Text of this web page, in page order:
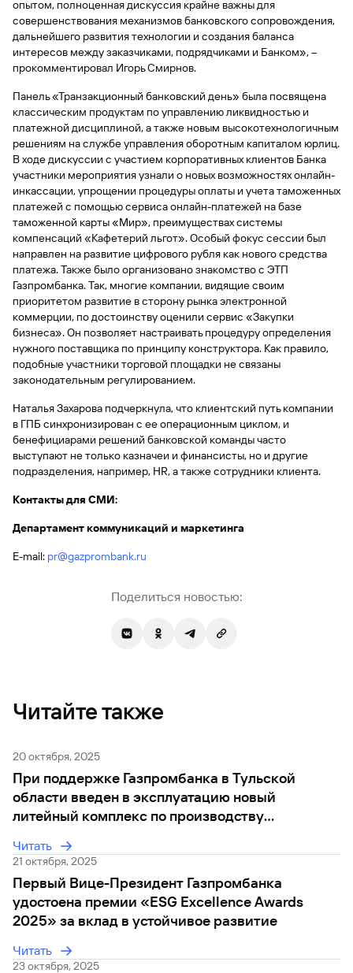
опытом, полноценная дискуссия крайне важны для
совершенствования механизмов банковского сопровождения,
дальнейшего развития технологии и создания баланса
интересов между заказчиками, подрядчиками и Банком», –
прокомментировал Игорь Смирнов.
Панель «Транзакционный банковский день» была посвящена
классическим продуктам по управлению ликвидностью и
платежной дисциплиной, а также новым высокотехнологичным
решениям на службе управления оборотным капиталом юрлиц.
В ходе дискуссии с участием корпоративных клиентов Банка
участники мероприятия узнали о новых возможностях онлайн-
инкассации, упрощении процедуры оплаты и учета таможенных
платежей с помощью сервиса онлайн-платежей на базе
таможенной карты «Мир», преимуществах системы
компенсаций «Кафетерий льгот». Особый фокус сессии был
направлен на развитие цифрового рубля как нового средства
платежа. Также было организовано знакомство с ЭТП
Газпромбанка. Так, многие компании, видящие своим
приоритетом развитие в сторону рынка электронной
коммерции, по достоинству оценили сервис «Закупки
бизнеса». Он позволяет настраивать процедуру определения
нужного поставщика по принципу конструктора. Как правило,
подобные участники торговой площадки не связаны
законодательным регулированием.
Наталья Захарова подчеркнула, что клиентский путь компании
в ГПБ синхронизирован с ее операционным циклом, и
бенефициарами решений банковской команды часто
выступают не только казначеи и финансисты, но и другие
подразделения, например, HR, а также сотрудники клиента.
Контакты для СМИ:
Департамент коммуникаций и маркетинга
E-mail: pr@gazprombank.ru
Поделиться новостью:
Читайте также
20 октября, 2025
При поддержке Газпромбанка в Тульской
области введен в эксплуатацию новый
литейный комплекс по производству
Читать
21 октября, 2025
Первый Вице-Президент Газпромбанка
удостоена премии «ESG Excellence Awards
2025» за вклад в устойчивое развитие
Читать
23 октября, 2025